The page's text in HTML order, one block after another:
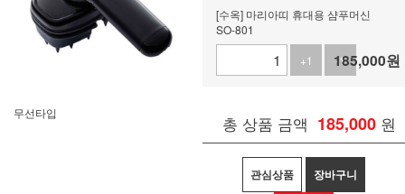
무선타입
[수옥] 마리아띠 휴대용 샴푸머신
SO-801
+1
-1
185,000원
총 상품 금액 185,000 원
관심상품 장바구니